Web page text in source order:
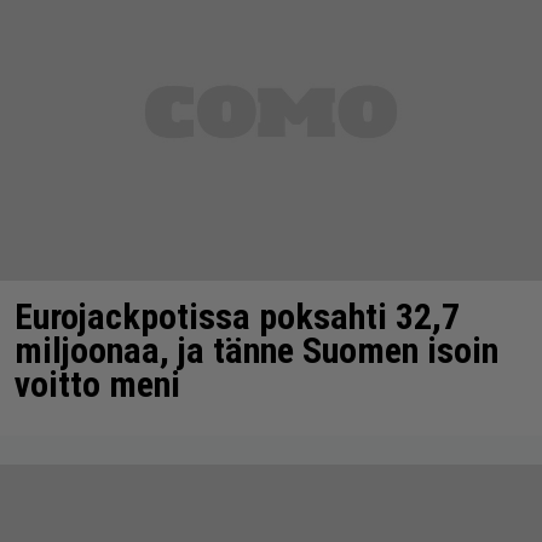
Eurojackpotissa poksahti 32,7
miljoonaa, ja tänne Suomen isoin
voitto meni